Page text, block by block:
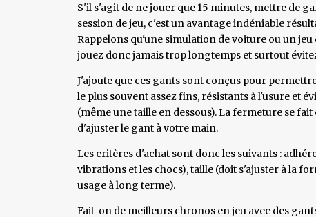
S'il s'agit de ne jouer que 15 minutes, mettre de
session de jeu, c'est un avantage indéniable
Rappelons qu'une simulation de voiture ou un
jouez donc jamais trop longtemps et surtout
J'ajoute que ces gants sont conçus pour
le plus souvent assez fins, résistants à l'usure et
(même une taille en dessous). La fermeture se
d'ajuster le gant à votre main.
Les critères d'achat sont donc les suivants :
vibrations et les chocs), taille (doit s'ajuster à la
usage à long terme).
Fait-on de meilleurs chronos en jeu avec des